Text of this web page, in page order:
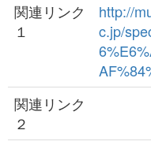
関連リンク
１
http://
c.jp/
関連リンク
２